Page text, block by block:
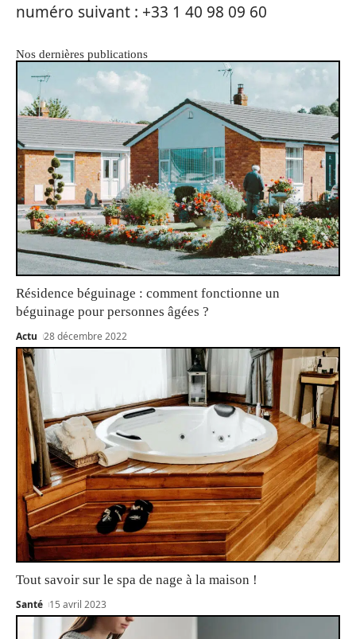
numéro suivant : +33 1 40 98 09 60
Nos dernières publications
Résidence béguinage : comment fonctionne un
béguinage pour personnes âgées ?
Actu 28 décembre 2022
Tout savoir sur le spa de nage à la maison !
Santé 15 avril 2023